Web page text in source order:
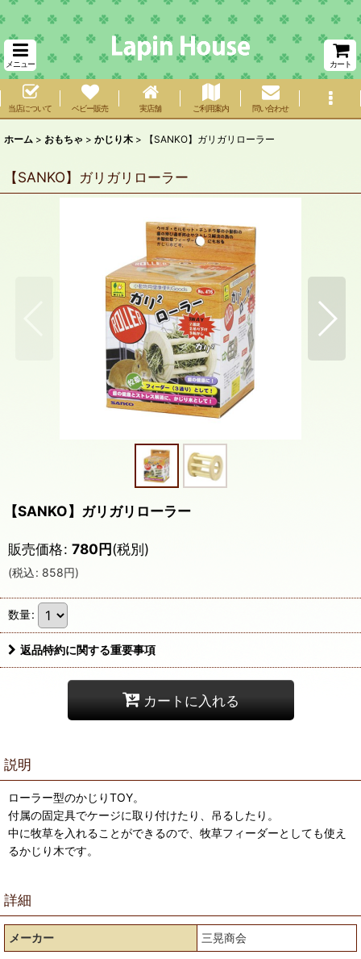
メニュー カート
当店について ベビー販売 実店舗 ご利用案内 問い合わせ
ホーム > おもちゃ > かじり木 > 【SANKO】ガリガリローラー
【SANKO】ガリガリローラー
【SANKO】ガリガリローラー
販売価格: 780円(税別)
(税込: 858円)
数量:
返品特約に関する重要事項
カートに入れる
説明
ローラー型のかじりTOY。
付属の固定具でケージに取り付けたり、吊るしたり。
中に牧草を入れることができるので、牧草フィーダーとしても使え
るかじり木です。
詳細
メーカー 三晃商会